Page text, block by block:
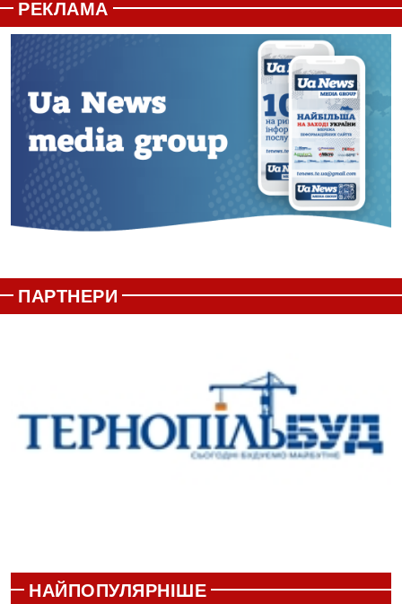
РЕКЛАМА
ПАРТНЕРИ
НАЙПОПУЛЯРНІШЕ